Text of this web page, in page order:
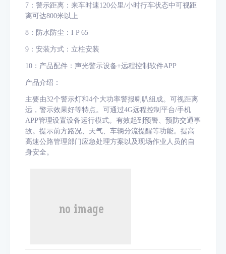
7 ：警示距离：来车时速120公里/小时行车状态中可视距
离可达800米以上
8 ：防水防尘： I P 65
9 ：安装方式：立柱安装
10 ：产品配件：声光警示设备+远程控制软件APP
产品介绍：
主要由32个警示灯和4个大功率警报喇叭组成。可视距离
远，警示效果好等特点。可通过4G远程控制平台/手机
APP管理设置设备运行模式。有效起到预警、预防交通事
故。提示前方路况、天气、车辆分流提醒等功能。提高
高速公路管理部门应急处理方案以及现场作业人员的自
身安全。